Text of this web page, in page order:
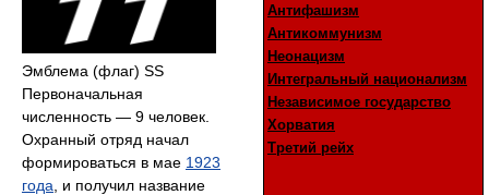
Антифашизм
Антикоммунизм
Неонацизм
Интегральный национализм
Независимое государство
Хорватия
Третий рейх
Эмблема (флаг) SS
Первоначальная
численность — 9 человек.
Охранный отряд начал
формироваться в мае 1923
года , и получил название